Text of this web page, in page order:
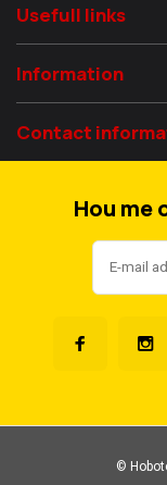
Usefull links
Information
Contact
Hou me
©